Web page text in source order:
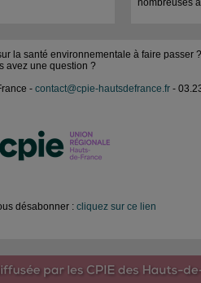
nombreuses
la santé environnementale à faire passer ?
avez une question ?
- contact@cpie-hautsdefrance.fr-
désabonner : cliquez sur ce lien